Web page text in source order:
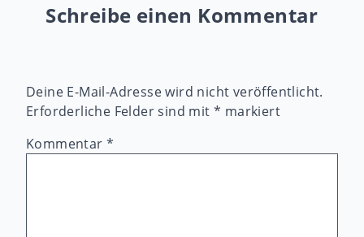
Schreibe einen Kommentar
Deine E-Mail-Adresse wird nicht veröffentlicht.
Erforderliche Felder sind mit * markiert
Kommentar*